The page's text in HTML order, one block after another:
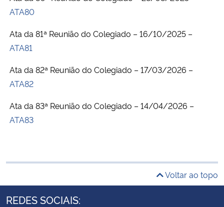
ATA80
Ata da 81ª Reunião do Colegiado – 16/10/2025 –
ATA81
Ata da 82ª Reunião do Colegiado – 17/03/2026 –
ATA82
Ata da 83ª Reunião do Colegiado – 14/04/2026 –
ATA83
Voltar ao topo
REDES SOCIAIS: